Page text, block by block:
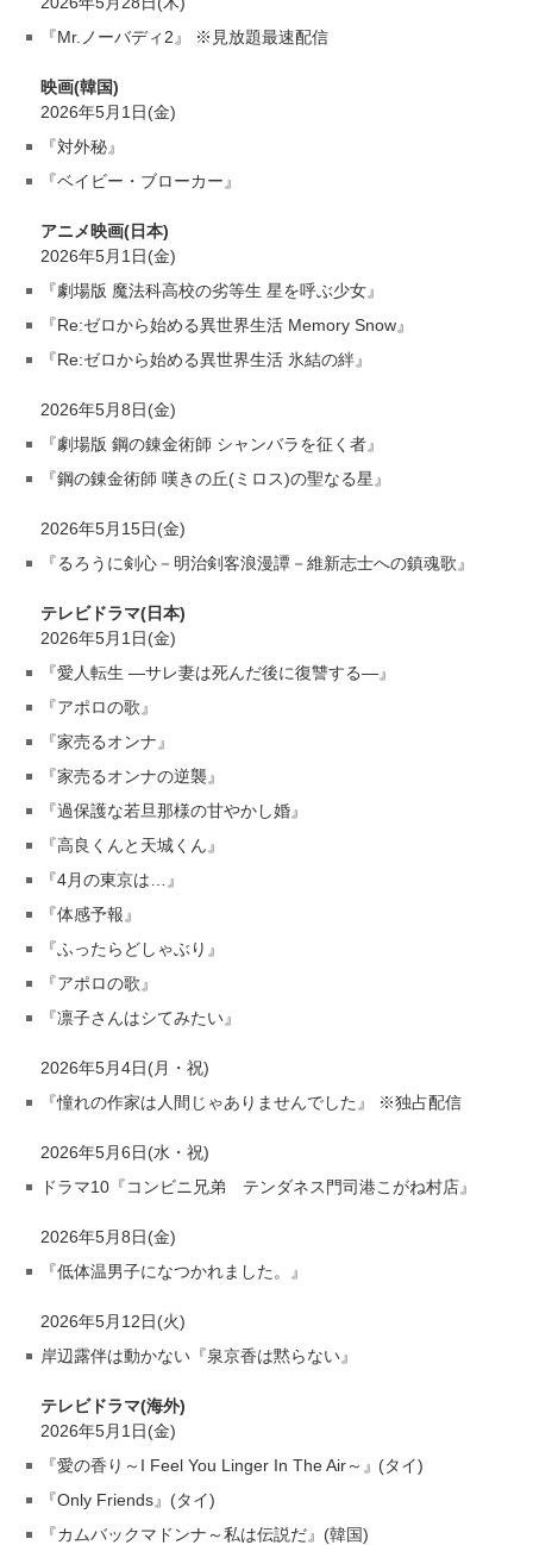
『Mr.ノーバディ2』 ※見放題最速配信
映画(韓国)
2026年5月1日(金)
『対外秘』
『ベイビー・ブローカー』
アニメ映画(日本)
2026年5月1日(金)
『劇場版 魔法科高校の劣等生 星を呼ぶ少女』
『Re:ゼロから始める異世界生活 Memory Snow』
『Re:ゼロから始める異世界生活 氷結の絆』
2026年5月8日(金)
『劇場版 鋼の錬金術師 シャンバラを征く者』
『鋼の錬金術師 嘆きの丘(ミロス)の聖なる星』
2026年5月15日(金)
『るろうに剣心－明治剣客浪漫譚－維新志士への鎮魂歌』
テレビドラマ(日本)
2026年5月1日(金)
『愛人転生 ―サレ妻は死んだ後に復讐する―』
『アポロの歌』
『家売るオンナ』
『家売るオンナの逆襲』
『過保護な若旦那様の甘やかし婚』
『高良くんと天城くん』
『4月の東京は…』
『体感予報』
『ふったらどしゃぶり』
『アポロの歌』
『凛子さんはシてみたい』
2026年5月4日(月・祝)
『憧れの作家は人間じゃありませんでした』 ※独占配信
2026年5月6日(水・祝)
ドラマ10『コンビニ兄弟 テンダネス門司港こがね村店』
2026年5月8日(金)
『低体温男子になつかれました。』
2026年5月12日(火)
岸辺露伴は動かない『泉京香は黙らない』
テレビドラマ(海外)
2026年5月1日(金)
『愛の香り～I Feel You Linger In The Air～』(タイ)
『Only Friends』(タイ)
『カムバックマドンナ～私は伝説だ』(韓国)